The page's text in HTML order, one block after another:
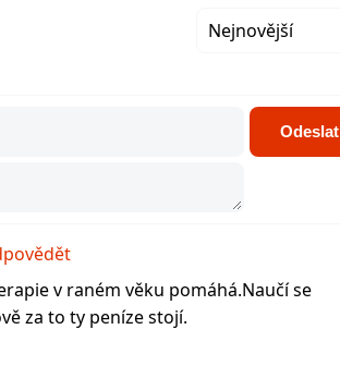
Nejnovější
Odeslat
v raném věku pomáhá.Naučí se
za to ty peníze stojí.